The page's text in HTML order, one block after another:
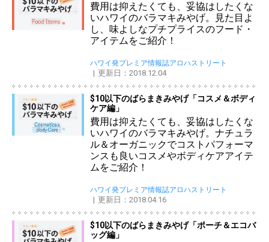
費用は抑えたくても、妥協はしたくな
いハワイのバラマキみやげ。見た目よ
し、味よしなプチプライスのフード・
アイテムをご紹介！
ハワイ発プレミア情報誌アロハストリート
更新日：2018.12.04
$10以下のばらまきみやげ「コスメ＆ボディ
ケア編」
費用は抑えたくても、妥協はしたくな
いハワイのバラマキみやげ。ナチュラ
ル＆オーガニックでコストパフォーマ
ンスも良いコスメやボディケアアイテ
ムをご紹介！
ハワイ発プレミア情報誌アロハストリート
更新日：2018.04.16
$10以下のばらまきみやげ「ポーチ＆エコバ
ッグ編」